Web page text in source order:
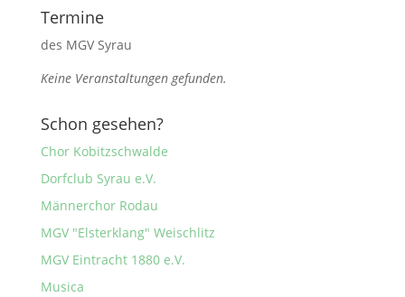
Termine
des MGV Syrau
Keine Veranstaltungen gefunden.
Schon gesehen?
Chor Kobitzschwalde
Dorfclub Syrau e.V.
Männerchor Rodau
MGV "Elsterklang" Weischlitz
MGV Eintracht 1880 e.V.
Musica